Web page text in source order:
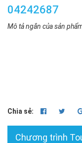
04242687
Mô tả ngắn của sản
Chia sẻ:
Chương trình